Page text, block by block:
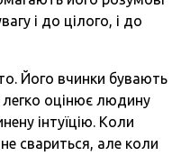
і до цілого, і до
Його вчинки бувають
легко оцінює людину
інтуїцію. Коли
свариться, але коли